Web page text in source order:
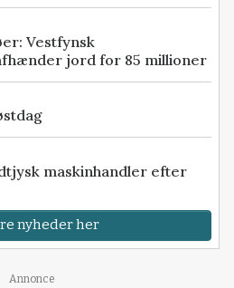
Vestfynsk
jord for 85 millioner
maskinhandler efter
nyheder her
Annonce